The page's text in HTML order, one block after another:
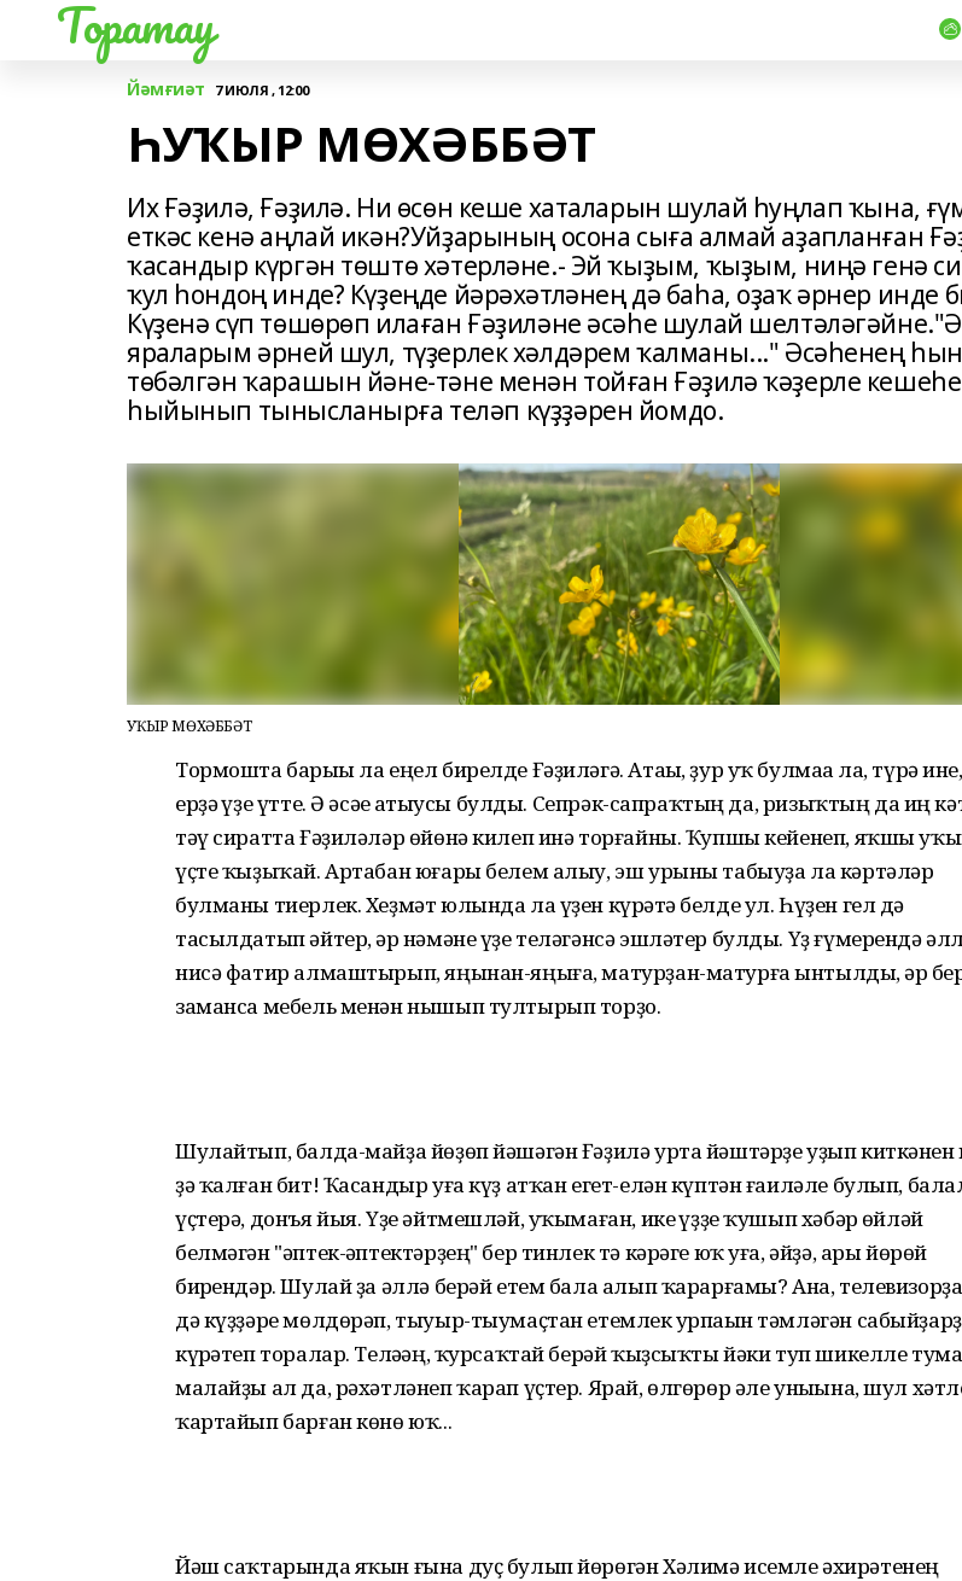
Торатау
Йәмғиәт 7 ИЮЛЯ , 12:00
ҺУҠЫР МӨХӘББӘТ
Их Ғәҙилә, Ғәҙилә. Ни өсөн кеше хаталарын шулай һуңлап ҡына,
еткәс кенә аңлай икән?Уйҙарының осона сыға алмай аҙапланған
ҡасандыр күргән төштө хәтерләне.- Эй ҡыҙым, ҡыҙым, ниңә генә
ҡул һондоң инде? Күҙеңде йәрәхәтләнең дә баһа, оҙаҡ әрнер инде
Күҙенә сүп төшөрөп илаған Ғәҙиләне әсәһе шулай
яраларым әрней шул, түҙерлек хәлдәрем ҡалманы..." Әсәһенең
төбәлгән ҡарашын йәне-тәне менән тойған Ғәҙилә ҡәҙерле
һыйынып тынысланырға теләп күҙҙәрен йомдо.
ҺУҠЫР МӨХӘББӘТ
Тормошта барыһы ла еңел бирелде Ғәҙиләгә. Атаһы, ҙур уҡ булмаһа ла, түрә ине,
ерҙә һүҙе үтте. Ә әсәһе һатыусы булды. Сепрәк-сапраҡтың да, ризыҡтың да иң
тәү сиратта Ғәҙиләләр өйөнә килеп инә торғайны. Ҡупшы кейенеп, яҡшы
үҫте ҡыҙыҡай. Артабан юғары белем алыу, эш урыны табыуҙа ла кәртәләр
булманы тиерлек. Хеҙмәт юлында ла үҙен күрһәтә белде ул. Һүҙен гел дә
тасылдатып әйтер, һәр нәмәне үҙе теләгәнсә эшләтер булды. Үҙ ғүмерендә
нисә фатир алмаштырып, яңынан-яңыға, матурҙан-матурға ынтылды, һәр
заманса мебель менән нышып тултырып торҙо.
Шулайтып, балда-майҙа йөҙөп йәшәгән Ғәҙилә урта йәштәрҙе уҙып киткәнен
ҙә ҡалған бит! Ҡасандыр уға күҙ атҡан егет-елән күптән ғаиләле булып,
үҫтерә, донъя йыя. Үҙе әйтмешләй, уҡымаған, ике һүҙҙе ҡушып хәбәр һөйләй
белмәгән "әптек-һәптектәрҙең" бер тинлек тә кәрәге юҡ уға, әйҙә, ары йөрөй
бирһендәр. Шулай ҙа әллә берәй етем бала алып ҡарарғамы? Ана,
дә күҙҙәре мөлдөрәп, тыуыр-тыумаҫтан етемлек һурпаһын тәмләгән
күрһәтеп торалар. Теләһәң, ҡурсаҡтай берәй ҡыҙсыҡты йәки туп шикелле
малайҙы ал да, рәхәтләнеп ҡарап үҫтер. Ярай, өлгөрөр әле уныһына, шул
ҡартайып барған көнө юҡ...
Йәш саҡтарында яҡын ғына дуҫ булып йөрөгән Хәлимә исемле әхирәтенең